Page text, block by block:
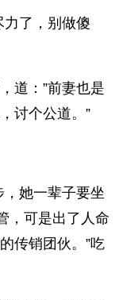
力了，别做傻
道：”前妻也是
讨个公道。”
，她一辈子要坐
，可是出了人命
传销团伙。”吃